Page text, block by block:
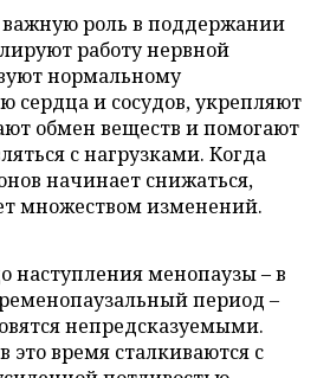
роль в поддержании
работу нервной
нормальному
сердца и сосудов, укрепляют
обмен веществ и помогают
с нагрузками. Когда
начинает снижаться,
множеством изменений.
наступления менопаузы – в
период –
непредсказуемыми.
время сталкиваются с